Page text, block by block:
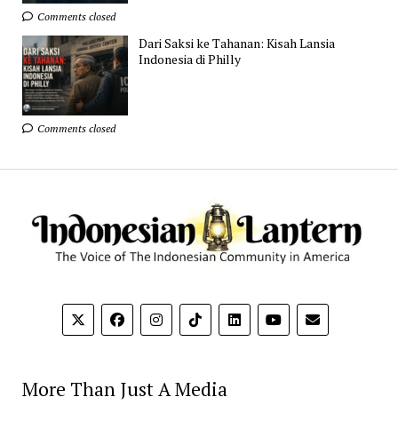
Comments closed
Dari Saksi ke Tahanan: Kisah Lansia
Indonesia di Philly
Comments closed
More Than Just A Media